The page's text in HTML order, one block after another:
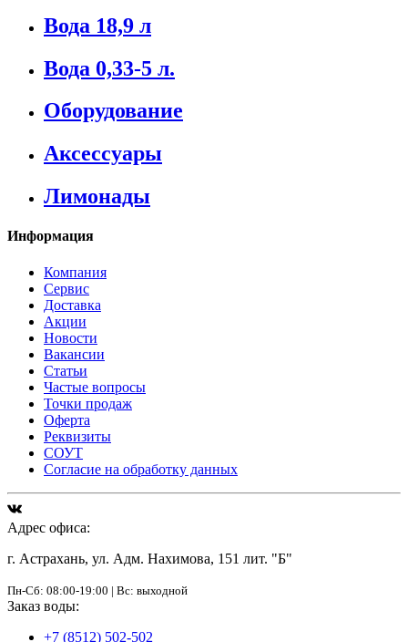
Вода 18,9 л
Вода 0,33-5 л.
Оборудование
Аксессуары
Лимонады
Информация
Компания
Сервис
Доставка
Акции
Новости
Вакансии
Статьи
Частые вопросы
Точки продаж
Оферта
Реквизиты
СОУТ
Согласие на обработку данных
Адрес офиса:
г. Астрахань, ул. Адм. Нахимова, 151 лит. "Б"
Пн-Сб: 08:00-19:00 | Вс: выходной
Заказ воды:
+7 (8512) 502-502